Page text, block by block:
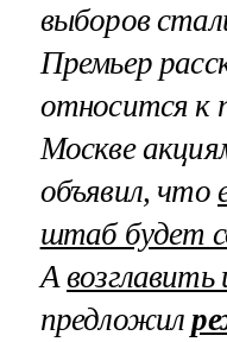
выборов
Премьер
относится к
Москве
объявил, что
штаб будет
А
предложил